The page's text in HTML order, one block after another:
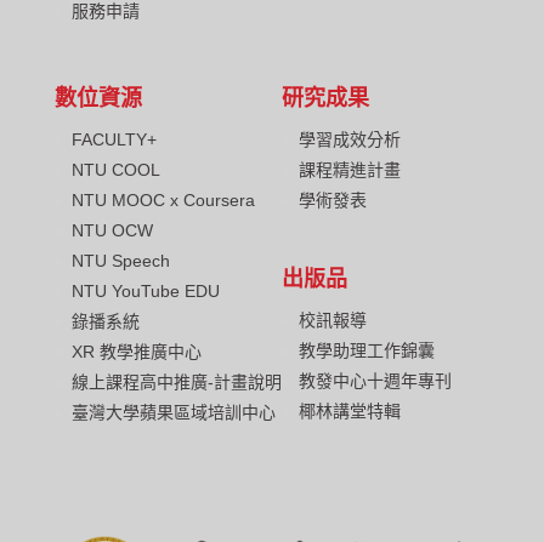
服務申請
數位資源
FACULTY+
NTU COOL
NTU MOOC x Coursera
NTU OCW
NTU Speech
NTU YouTube EDU
錄播系統
XR 教學推廣中心
線上課程高中推廣-計畫說明
臺灣大學蘋果區域培訓中心
研究成果
學習成效分析
課程精進計畫
學術發表
出版品
校訊報導
教學助理工作錦囊
教發中心十週年專刊
椰林講堂特輯